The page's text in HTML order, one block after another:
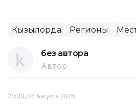
Кызылорда Регионы
без автора
Автор
20:30, 04 Августа 2026